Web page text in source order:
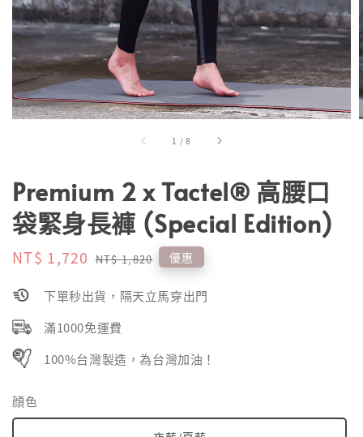
1 /8
Premium 2 x Tactel® 高腰口
袋緊身長褲 (Special Edition)
Sale
NT$ 1,720 Regular
NT$ 1,820 優惠
下單秒出貨，隔天立馬穿出門
滿1000免運費
100%台灣製造，為台灣加油！
顔色